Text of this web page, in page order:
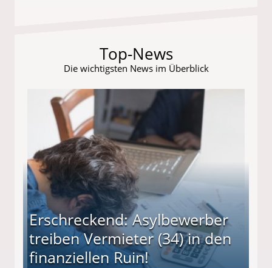
Top-News
Die wichtigsten News im Überblick
Erschreckend: Asylbewerber
treiben Vermieter (34) in den
finanziellen Ruin!